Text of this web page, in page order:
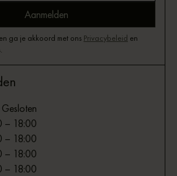
ga je akkoord met ons Privacybeleid en
Gesloten
– 18:00
– 18:00
– 18:00
– 18:00